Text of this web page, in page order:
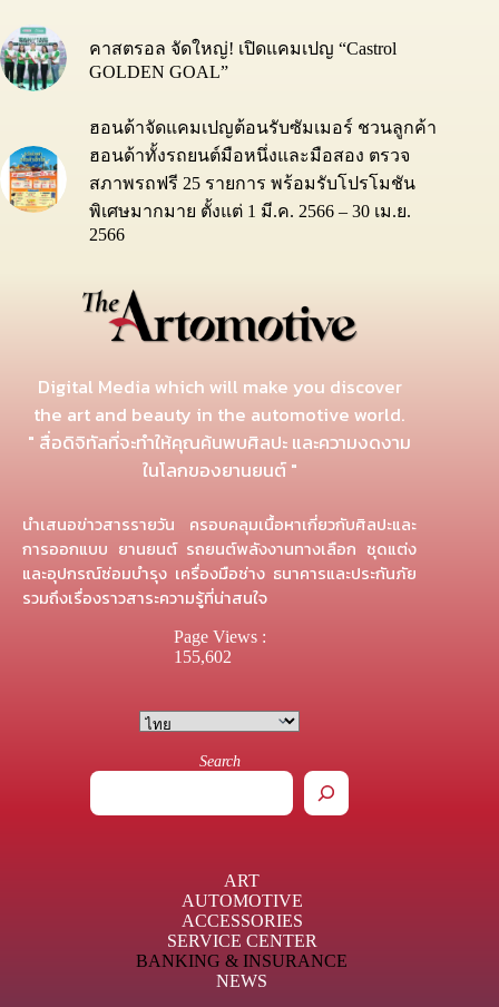
คาสตรอล จัดใหญ่! เปิดแคมเปญ “Castrol
GOLDEN GOAL”
ฮอนด้าจัดแคมเปญต้อนรับซัมเมอร์ ชวนลูกค้า
ฮอนด้าทั้งรถยนต์มือหนึ่งและมือสอง ตรวจ
สภาพรถฟรี 25 รายการ พร้อมรับโปรโมชัน
พิเศษมากมาย ตั้งแต่ 1 มี.ค. 2566 – 30 เม.ย.
2566
Digital Media which will make you discover
the art and beauty in the automotive world.
" สื่อดิจิทัลที่จะทำให้คุณค้นพบศิลปะ และความงดงาม
ในโลกของยานยนต์ "
นำเสนอข่าวสารรายวัน ครอบคลุมเนื้อหาเกี่ยวกับศิลปะและ
การออกแบบ ยานยนต์ รถยนต์พลังงานทางเลือก ชุดแต่ง
และอุปกรณ์ซ่อมบำรุง เครื่องมือช่าง ธนาคารและประกันภัย
รวมถึงเรื่องราวสาระความรู้ที่น่าสนใจ
Page Views :
155,602
Search
ART
AUTOMOTIVE
ACCESSORIES
SERVICE CENTER
BANKING & INSURANCE
NEWS